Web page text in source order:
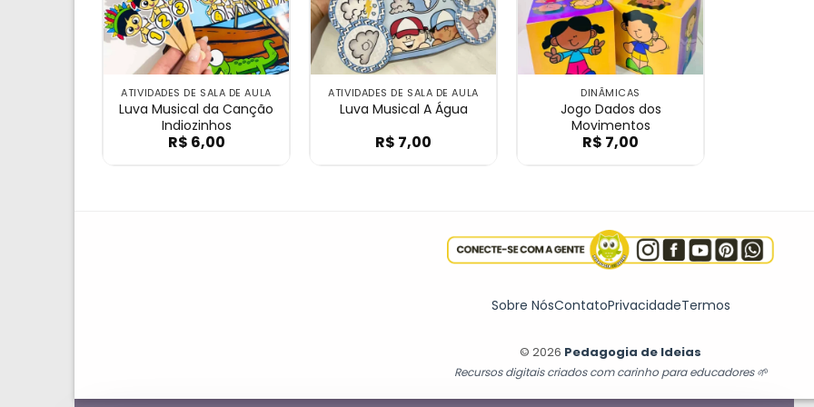
ATIVIDADES DE SALA DE AULA
Luva Musical da Canção
Indiozinhos
Luva Musical da Canção Indiozinhos
R$ 6,00
ATIVIDADES DE SALA DE AULA
Luva Musical A Água
Luva Musical A Água
R$ 7,00
DINÂMICAS
Jogo Dados dos
Movimentos
Jogo Dados dos
R$ 7,00
Sobre NósContatoPrivacidadeTermos
© 2026 Pedagogia de Ideias
Recursos digitais criados com carinho para educadores 🌱